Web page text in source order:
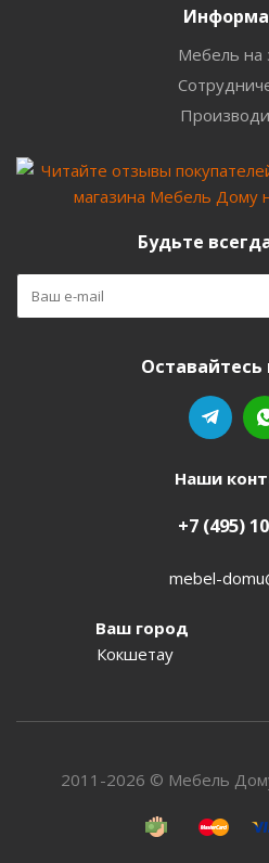
Мебель на
Будьте
Оставайтесь
Наши
+7 (495)
mebel-
Ваш город
Кокшетау
2011-2026 © Мебель